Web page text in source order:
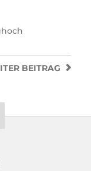
BEITRAG